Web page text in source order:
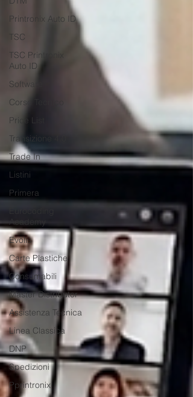
Printronix Auto ID
TSC
TSC Printronix
Auto ID
Software
Corso Tecnico
Price List
Transizione 4.0
Trade In
Listini
Primera
Academy
Evolis
Carte Plastiche
Consumabili
Master Distributor
Assistenza Tecnica
Linea Classica
DNP
Spedizioni
Pprintronix